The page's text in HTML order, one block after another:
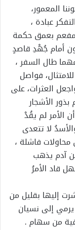
المعمور،
عبادة ،
بعمق حكمة
أمام جُهْدِ قاصدٍ
طال السفر ،
فواصل
العثرات، على
الأشجار
الأمر لم يقُدْ
لا تتعدى
فاشلة ،
آدم يذهب
قاد الأمرُ
إليها بقليل من
إلى نسيان
من سهام .